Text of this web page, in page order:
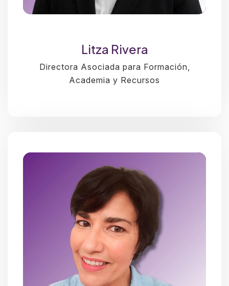
Litza Rivera
Directora Asociada para Formación,
Academia y Recursos